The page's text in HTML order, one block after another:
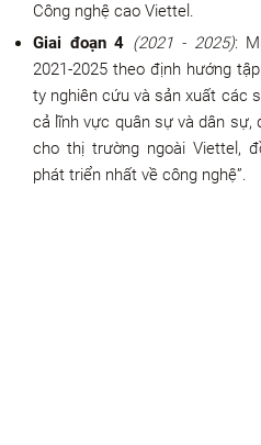
Công nghệ cao Viettel.
Giai đoạn 4 (2021 - 2025):
2021-2025 theo định hướng
ty nghiên cứu và sản xuất các
cả lĩnh vực quân sự và dân sự,
cho thị trường ngoài Viettel,
phát triển nhất về công nghệ”.